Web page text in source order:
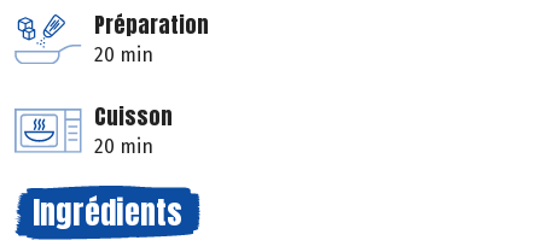
Préparation
20 min
Cuisson
20 min
Ingrédients